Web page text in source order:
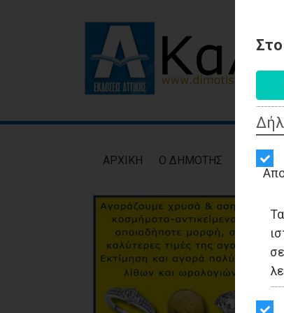
AΡXIKH Ο ΔΗΜΟΤΗΣ ΕΙΔΗΣΕΙΣ